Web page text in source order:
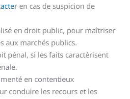
acter en cas de suspicion de
en droit public, pour maîtriser
aux marchés publics.
pénal, si les faits caractérisent
en contentieux
conduire les recours et les